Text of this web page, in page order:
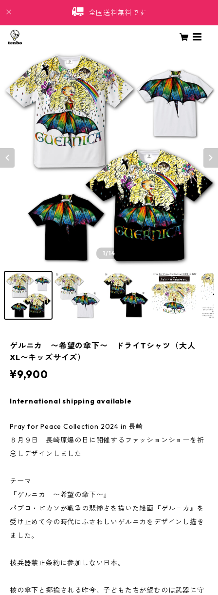
全国送料無料です
1/14
ゲルニカ 〜希望の傘下〜 ドライTシャツ（大人
XL〜キッズサイズ）
¥9,900
International shipping available
Pray for Peace Collection 2024 in 長崎
８月９日 長崎原爆の日に開催するファッションショーを祈
念しデザインしました
テーマ
『ゲルニカ 〜希望の傘下〜』
パブロ・ピカソが戦争の悲惨さを描いた絵画『ゲルニカ』を
受け止めて今の時代にふさわしいゲルニカをデザインし描き
ました。
核兵器禁止条約に参加しない日本。
核の傘下と揶揄される昨今、子どもたちが望むのは武器に守